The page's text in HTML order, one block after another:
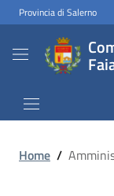
Provincia di Salerno
Home /